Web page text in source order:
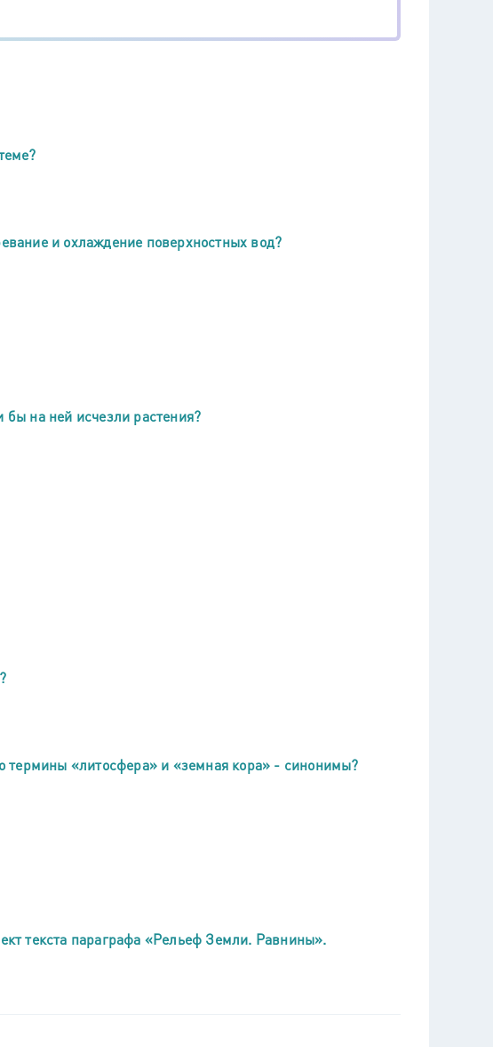
и охлаждение поверхностных вод?
на ней исчезли растения?
термины «литосфера» и «земная кора» - синонимы?
текста параграфа «Рельеф Земли. Равнины».